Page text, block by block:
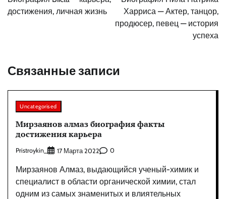
записям
достижения, личная жизнь
Харриса — Актер, танцор,
продюсер, певец — история
успеха
Связанные записи
Uncategorised
Мирзаянов алмаз биография факты
достижения карьера
Pristroykin_ 17 Марта 2022 0
Мирзаянов Алмаз, выдающийся ученый-химик и
специалист в области органической химии, стал
одним из самых знаменитых и влиятельных